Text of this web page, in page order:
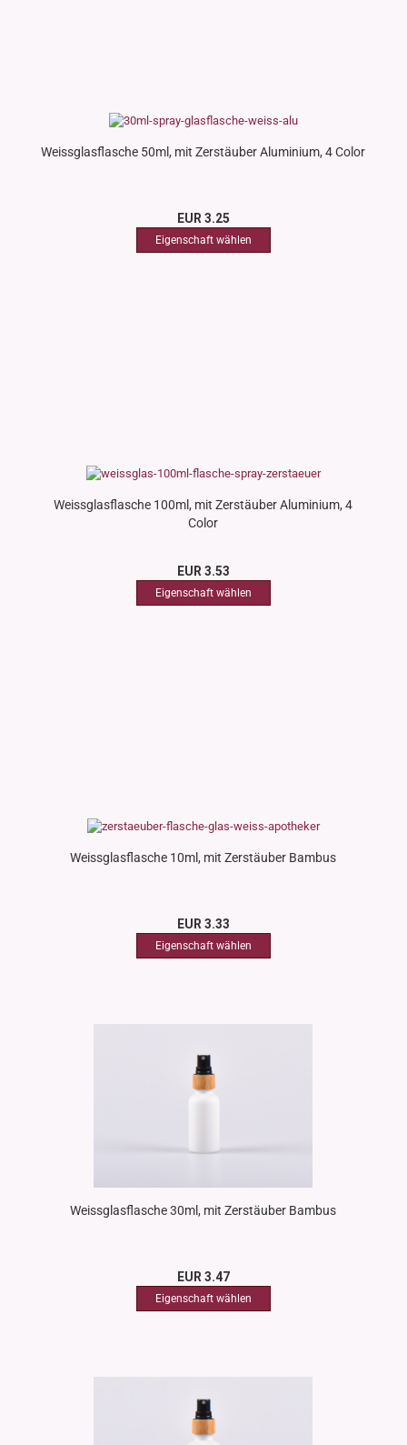
Weissglasflasche 50ml, mit Zerstäuber Aluminium, 4 Color
EUR 3.25
Weissglasflasche 100ml, mit Zerstäuber Aluminium, 4
Color
EUR 3.53
Weissglasflasche 10ml, mit Zerstäuber Bambus
EUR 3.33
Weissglasflasche 30ml, mit Zerstäuber Bambus
EUR 3.47